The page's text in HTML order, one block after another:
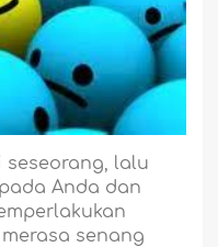
seseorang, lalu
Anda dan
senang